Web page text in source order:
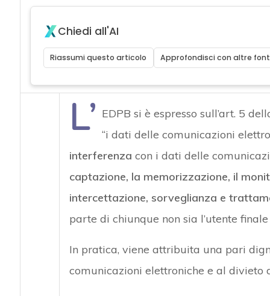
Chiedi all'AI
Riassumi questo articolo Approfondisci con altre
L’ EDPB si è espresso sull’art. 5
“i dati delle comunicazioni
interferenza con i dati delle
captazione, la memorizzazione, il
intercettazione, sorveglianza e
parte di chiunque non sia l’utente
In pratica, viene attribuita una pari
comunicazioni elettroniche e al divieto